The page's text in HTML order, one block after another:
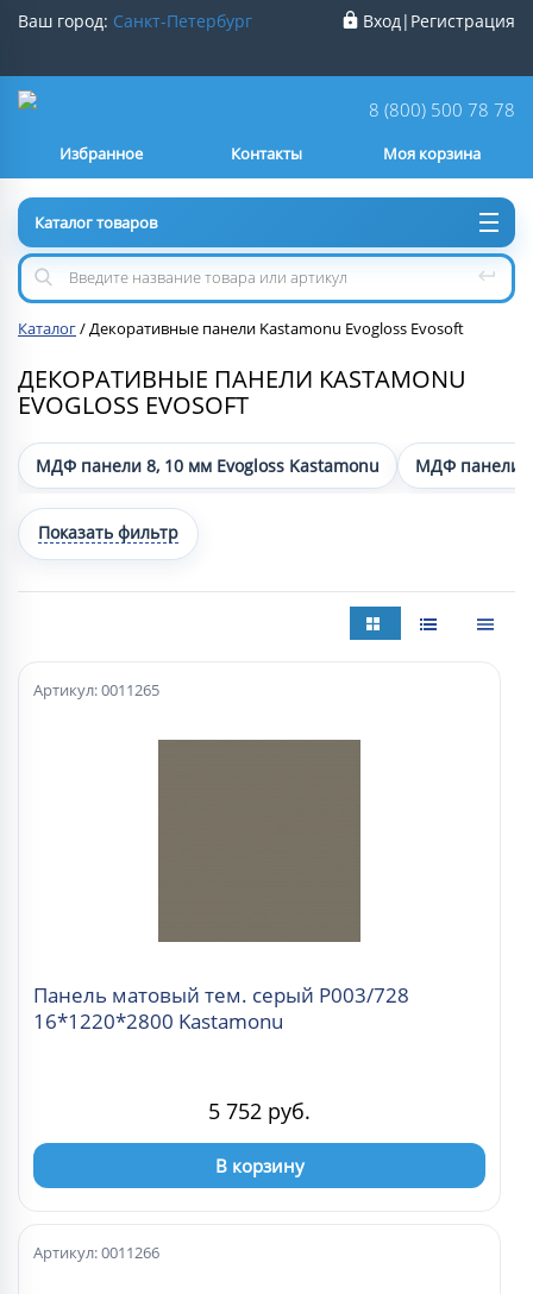
Ваш город: Санкт-Петербург
Нет
Вход| Регистрация
8 (800) 500 78 78
Контакты
Избранное Моя корзина
Каталог товаров
Каталог/Декоративные панели Kastamonu Evogloss Evosoft
ДЕКОРАТИВНЫЕ ПАНЕЛИ KASTAMONU
EVOGLOSS EVOSOFT
МДФ панели 8, 10 мм Evogloss Kastamonu МДФ панели
Показать фильтр
Панель матовый тем. серый Р003/728
16*1220*2800 Kastamonu
Артикул: 0011265
5 752 руб.
В корзину
Артикул: 0011266